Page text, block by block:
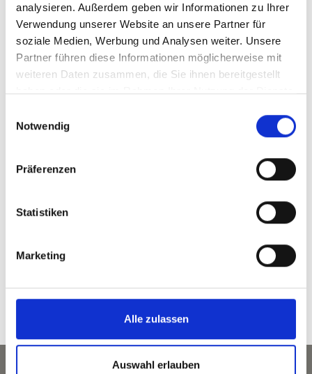
analysieren. Außerdem geben wir Informationen zu Ihrer
Verwendung unserer Website an unsere Partner für
soziale Medien, Werbung und Analysen weiter. Unsere
Partner führen diese Informationen möglicherweise mit
weiteren Daten zusammen, die Sie ihnen bereitgestellt
haben oder die sie im Rahmen Ihrer Nutzung der Dienste
Notwendig
Präferenzen
Statistiken
Marketing
Alle zulassen
Auswahl erlauben
APOTHEKE SONNENBERG
Hauptplatz 8
39021
Latsch
T+39 0473 623310
zurück zur Übersicht